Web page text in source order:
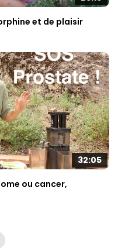
et de plaisir
32:05
ou cancer,